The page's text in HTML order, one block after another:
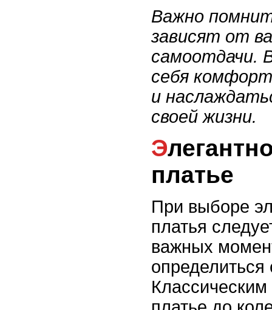
Важно
зависят от
самоотдачи.
себя
и
своей жизни.
Элегантное коктейльное
платье
При выборе
платья
важных